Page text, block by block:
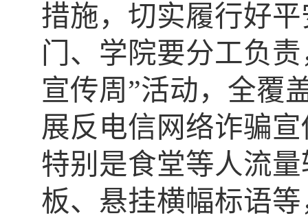
措施，切实履行好
门、学院要分工负
宣传周”活动，全覆
展反电信网络诈骗
特别是食堂等人流
板、悬挂横幅标语